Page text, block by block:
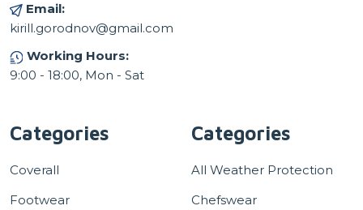
Email:
kirill.gorodnov@gmail.com
Working Hours:
9:00 - 18:00, Mon - Sat
Categories
Coverall
Footwear
Categories
All Weather Protection
Chefswear